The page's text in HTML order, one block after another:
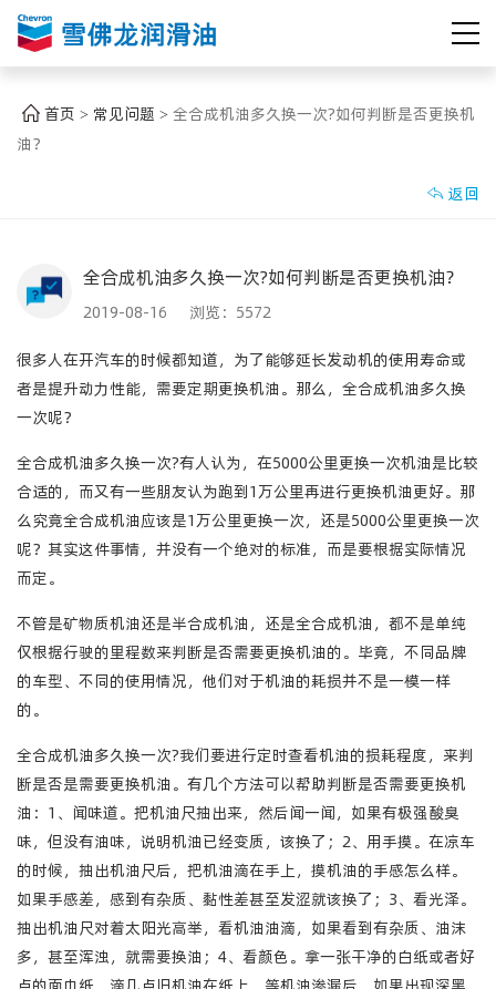
首页 > 常见问题 > 全合成机油多久换一次?如何判断是否更换机
油？
 返回
全合成机油多久换一次?如何判断是否更换机油？
2019-08-16 浏览： 5572
很多人在开汽车的时候都知道，为了能够延长发动机的使用寿命或
者是提升动力性能，需要定期更换机油。那么，全合成机油多久换
一次呢？
全合成机油多久换一次?有人认为，在5000公里更换一次机油是比较
合适的，而又有一些朋友认为跑到1万公里再进行更换机油更好。那
么究竟全合成机油应该是1万公里更换一次，还是5000公里更换一次
呢？其实这件事情，并没有一个绝对的标准，而是要根据实际情况
而定。
不管是矿物质机油还是半合成机油，还是全合成机油，都不是单纯
仅根据行驶的里程数来判断是否需要更换机油的。毕竟，不同品牌
的车型、不同的使用情况，他们对于机油的耗损并不是一模一样
的。
全合成机油多久换一次?我们要进行定时查看机油的损耗程度，来判
断是否是需要更换机油。有几个方法可以帮助判断是否需要更换机
油：1、闻味道。把机油尺抽出来，然后闻一闻，如果有极强酸臭
味，但没有油味，说明机油已经变质，该换了；2、用手摸。在凉车
的时候，抽出机油尺后，把机油滴在手上，摸机油的手感怎么样。
如果手感差，感到有杂质、黏性差甚至发涩就该换了；3、看光泽。
抽出机油尺对着太阳光高举，看机油油滴，如果看到有杂质、油沫
多，甚至浑浊，就需要换油；4、看颜色。拿一张干净的白纸或者好
点的面巾纸，滴几点旧机油在纸上。等机油渗漏后，如果出现深黑